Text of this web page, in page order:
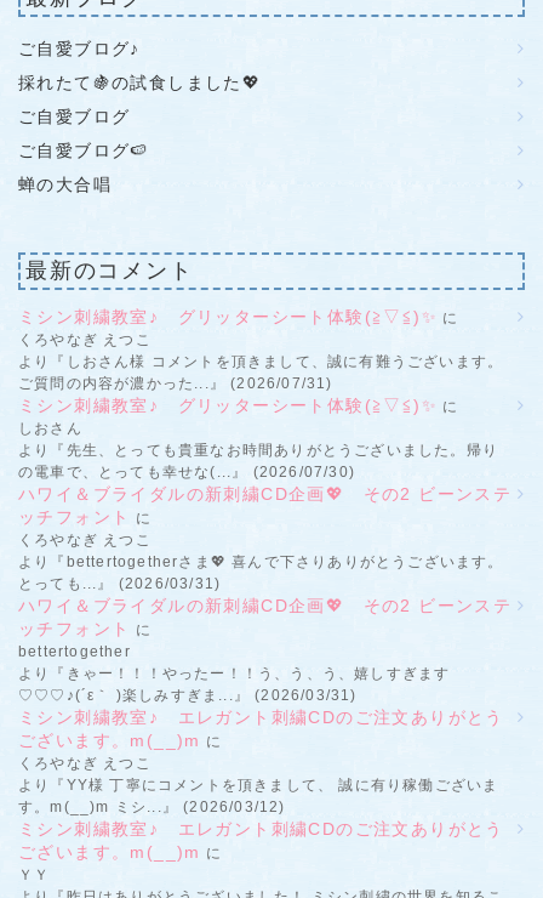
ご自愛ブログ♪
採れたて🍇の試食しました💖
ご自愛ブログ
ご自愛ブログ🍉
蝉の大合唱
最新のコメント
ミシン刺繍教室♪ グリッターシート体験(≧▽≦)✨ に
くろやなぎ えつこ
より『しおさん様 コメントを頂きまして、誠に有難うございます。
ご質問の内容が濃かった...』 (2026/07/31)
ミシン刺繍教室♪ グリッターシート体験(≧▽≦)✨ に
しおさん
より『先生、とっても貴重なお時間ありがとうございました。帰り
の電車で、とっても幸せな(...』 (2026/07/30)
ハワイ＆ブライダルの新刺繍CD企画💖 その2 ビーンステ
ッチフォント
に
くろやなぎ えつこ
より『bettertogetherさま💖 喜んで下さりありがとうございます。
とっても...』 (2026/03/31)
ハワイ＆ブライダルの新刺繍CD企画💖 その2 ビーンステ
ッチフォント
に
bettertogether
より『きゃー！！！やったー！！う、う、う、嬉しすぎます
♡♡♡♪(´ε｀ )楽しみすぎま...』 (2026/03/31)
ミシン刺繍教室♪ エレガント刺繍CDのご注文ありがとう
ございます。m(__)m に
くろやなぎ えつこ
より『YY様 丁寧にコメントを頂きまして、 誠に有り稼働ございま
す。m(__)m ミシ...』 (2026/03/12)
ミシン刺繍教室♪ エレガント刺繍CDのご注文ありがとう
ございます。m(__)m に
ＹＹ